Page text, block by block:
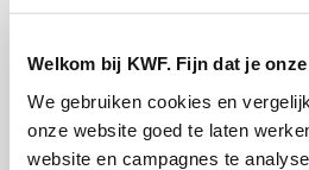
Welkom bij KWF. Fijn dat je
We gebruiken cookies en
onze website goed te laten
website en campagnes te